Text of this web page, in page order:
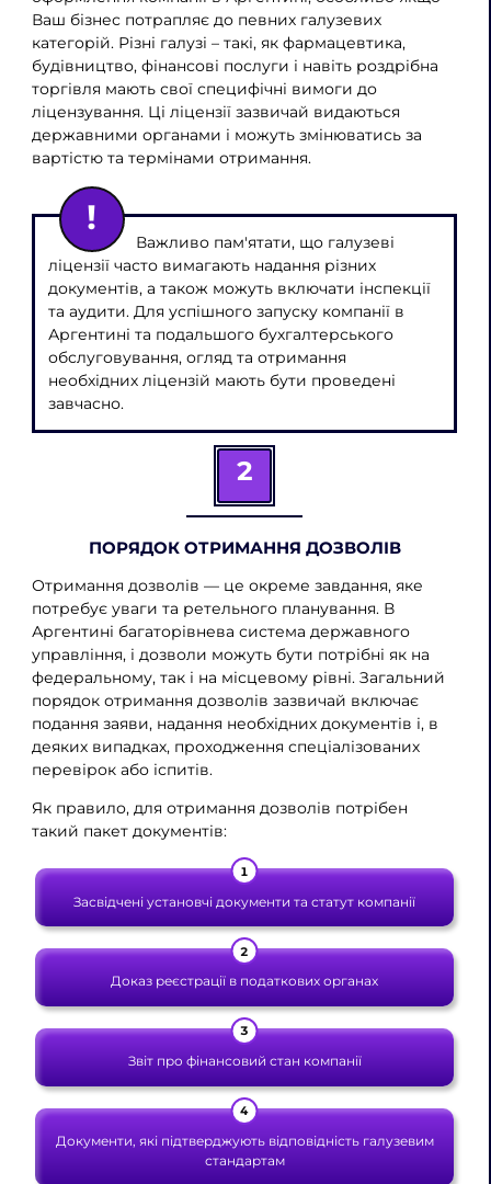
Ваш бізнес потрапляє до певних галузевих
категорій. Різні галузі – такі, як фармацевтика,
будівництво, фінансові послуги і навіть роздрібна
торгівля мають свої специфічні вимоги до
ліцензування. Ці ліцензії зазвичай видаються
державними органами і можуть змінюватись за
вартістю та термінами отримання.
Важливо пам'ятати, що галузеві
ліцензії часто вимагають надання різних
документів, а також можуть включати інспекції
та аудити. Для успішного запуску компанії в
Аргентині та подальшого бухгалтерського
обслуговування, огляд та отримання
необхідних ліцензій мають бути проведені
завчасно.
2
ПОРЯДОК ОТРИМАННЯ ДОЗВОЛІВ
Отримання дозволів — це окреме завдання, яке
потребує уваги та ретельного планування. В
Аргентині багаторівнева система державного
управління, і дозволи можуть бути потрібні як на
федеральному, так і на місцевому рівні. Загальний
порядок отримання дозволів зазвичай включає
подання заяви, надання необхідних документів і, в
деяких випадках, проходження спеціалізованих
перевірок або іспитів.
Як правило, для отримання дозволів потрібен
такий пакет документів:
Засвідчені установчі документи та статут компанії
Доказ реєстрації в податкових органах
Звіт про фінансовий стан компанії
Документи, які підтверджують відповідність галузевим
стандартам